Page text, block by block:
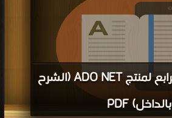
كتاب الدرس الرابع لمنتج ADO NET (الشرح
بالداخل) PDF